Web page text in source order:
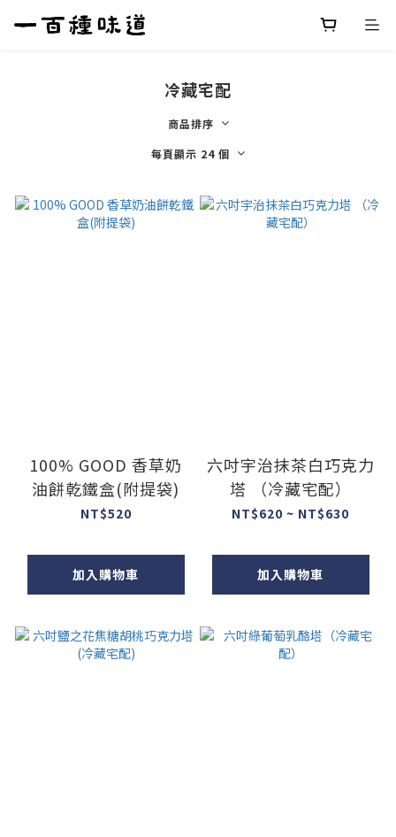
冷藏宅配
商品排序
每頁顯示 24 個
100% GOOD 香草奶
油餅乾鐵盒(附提袋)
NT$520
加入購物車
六吋宇治抹茶白巧克力
塔 （冷藏宅配）
NT$620 ~ NT$630
加入購物車